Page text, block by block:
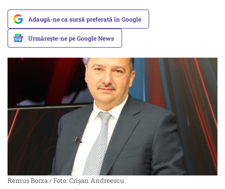
Adaugă-ne ca sursă preferată în Google
Urmărește-ne pe Google News
Remus Borza / Foto: Crișan Andreescu